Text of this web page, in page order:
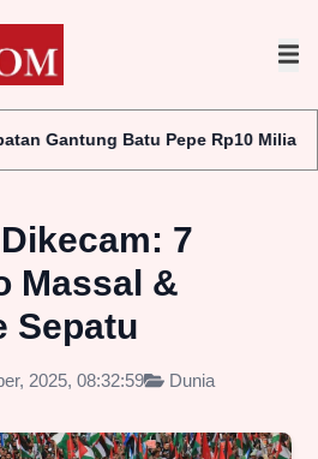
Pepe Rp10 Miliar Terus Disorot,
7
Massal &
Sepatu
2025, 08:32:59 Dunia